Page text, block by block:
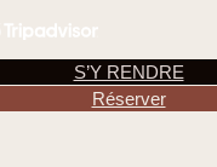
S’Y RENDRE
Réserver